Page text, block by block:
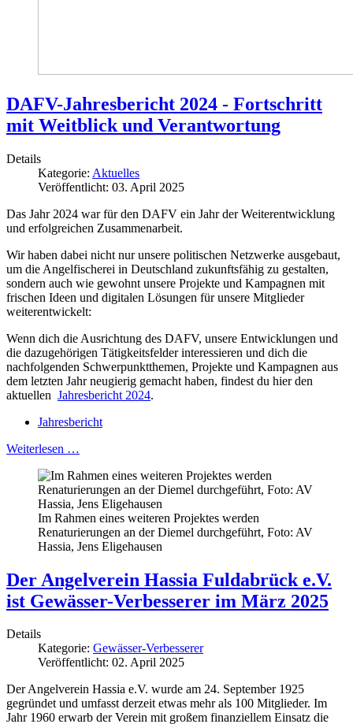
DAFV-Jahresbericht 2024 - Fortschritt
mit Weitblick und Verantwortung
Details
Kategorie: Aktuelles
Veröffentlicht: 03. April 2025
Das Jahr 2024 war für den DAFV ein Jahr der Weiterentwicklung
und erfolgreichen Zusammenarbeit.
Wir haben dabei nicht nur unsere politischen Netzwerke ausgebaut,
um die Angelfischerei in Deutschland zukunftsfähig zu gestalten,
sondern auch wie gewohnt unsere Projekte und Kampagnen mit
frischen Ideen und digitalen Lösungen für unsere Mitglieder
weiterentwickelt:
Wenn dich die Ausrichtung des DAFV, unsere Entwicklungen und
die dazugehörigen Tätigkeitsfelder interessieren und dich die
nachfolgenden Schwerpunktthemen, Projekte und Kampagnen aus
dem letzten Jahr neugierig gemacht haben, findest du hier den
aktuellen Jahresbericht 2024.
Jahresbericht
Weiterlesen …
Im Rahmen eines weiteren Projektes werden
Renaturierungen an der Diemel durchgeführt, Foto: AV
Hassia, Jens Eligehausen
Der Angelverein Hassia Fuldabrück e.V.
ist Gewässer-Verbesserer im März 2025
Details
Kategorie: Gewässer-Verbesserer
Veröffentlicht: 02. April 2025
Der Angelverein Hassia e.V. wurde am 24. September 1925
gegründet und umfasst derzeit etwas mehr als 100 Mitglieder. Im
Jahr 1960 erwarb der Verein mit großem finanziellem Einsatz die